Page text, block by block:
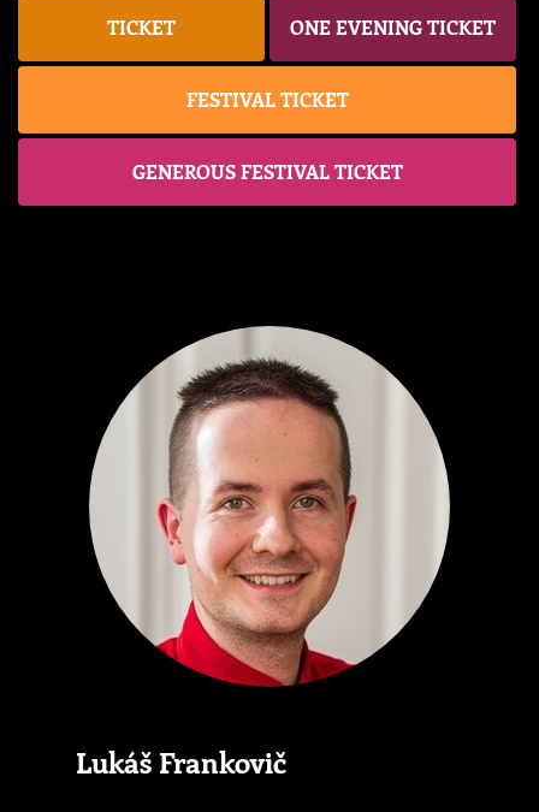
TICKET ONE EVENING TICKET
FESTIVAL TICKET
GENEROUS FESTIVAL TICKET
Lukáš Frankovič